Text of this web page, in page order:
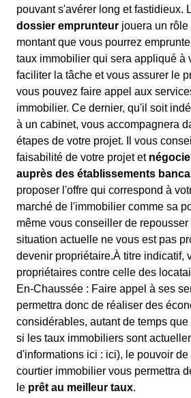
pouvant s'avérer long et fastidieux.
dossier emprunteur jouera un
montant que vous pourrez
taux immobilier qui sera appliqué à
faciliter la tâche et vous assurer le
vous pouvez faire appel aux
immobilier. Ce dernier, qu'il soit
à un cabinet, vous accompagnera
étapes de votre projet. Il vous
faisabilité de votre projet et
auprès des établissements
proposer l'offre qui correspond à
marché de l'immobilier comme sa
même vous conseiller de
situation actuelle ne vous est pas
devenir propriétaire.À titre indicatif,
propriétaires contre celle des
En-Chaussée : Faire appel à ses
permettra donc de réaliser des
considérables, autant de temps
si les taux immobiliers sont
d'informations ici : ici), le pouvoir
courtier immobilier vous permettra
le prêt au meilleur taux.